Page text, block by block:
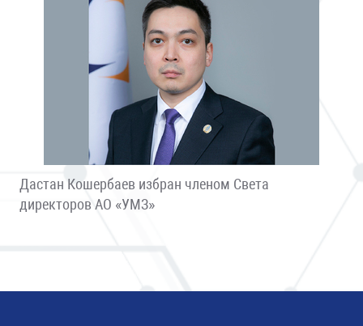
Дастан Кошербаев избран членом Света
директоров АО «УМЗ»